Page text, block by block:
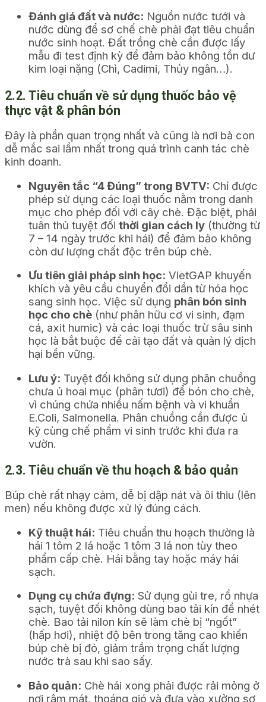
Đánh giá đất và nước: Nguồn nước tưới và
nước dùng để sơ chế chè phải đạt tiêu chuẩn
nước sinh hoạt. Đất trồng chè cần được lấy
mẫu đi test định kỳ để đảm bảo không tồn dư
kim loại nặng (Chì, Cadimi, Thủy ngân…).
2.2. Tiêu chuẩn về sử dụng thuốc bảo vệ
thực vật & phân bón
Đây là phần quan trọng nhất và cũng là nơi bà con
dễ mắc sai lầm nhất trong quá trình canh tác chè
kinh doanh.
Nguyên tắc “4 Đúng” trong BVTV: Chỉ được
phép sử dụng các loại thuốc nằm trong danh
mục cho phép đối với cây chè. Đặc biệt, phải
tuân thủ tuyệt đối thời gian cách ly (thường từ
7 – 14 ngày trước khi hái) để đảm bảo không
còn dư lượng chất độc trên búp chè.
Ưu tiên giải pháp sinh học: VietGAP khuyến
khích và yêu cầu chuyển đổi dần từ hóa học
sang sinh học. Việc sử dụng phân bón sinh
học cho chè (như phân hữu cơ vi sinh, đạm
cá, axit humic) và các loại thuốc trừ sâu sinh
học là bắt buộc để cải tạo đất và quản lý dịch
hại bền vững.
Lưu ý: Tuyệt đối không sử dụng phân chuồng
chưa ủ hoai mục (phân tươi) để bón cho chè,
vì chúng chứa nhiều nấm bệnh và vi khuẩn
E.Coli, Salmonella. Phân chuồng cần được ủ
kỹ cùng chế phẩm vi sinh trước khi đưa ra
vườn.
2.3. Tiêu chuẩn về thu hoạch & bảo quản
Búp chè rất nhạy cảm, dễ bị dập nát và ôi thiu (lên
men) nếu không được xử lý đúng cách.
Kỹ thuật hái: Tiêu chuẩn thu hoạch thường là
hái 1 tôm 2 lá hoặc 1 tôm 3 lá non tùy theo
phẩm cấp chè. Hái bằng tay hoặc máy hái
sạch.
Dụng cụ chứa đựng: Sử dụng gùi tre, rổ nhựa
sạch, tuyệt đối không dùng bao tải kín để nhét
chè. Bao tải nilon kín sẽ làm chè bị “ngốt”
(hấp hơi), nhiệt độ bên trong tăng cao khiến
búp chè bị đỏ, giảm trầm trọng chất lượng
nước trà sau khi sao sấy.
Bảo quản: Chè hái xong phải được rải mỏng ở
nơi râm mát, thoáng gió và đưa vào xưởng sơ